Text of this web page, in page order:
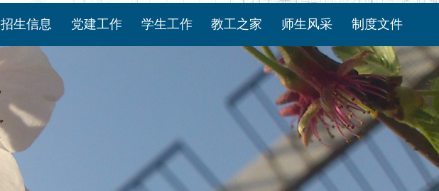
招生信息 党建工作 学生工作 教工之家 师生风采 制度文件